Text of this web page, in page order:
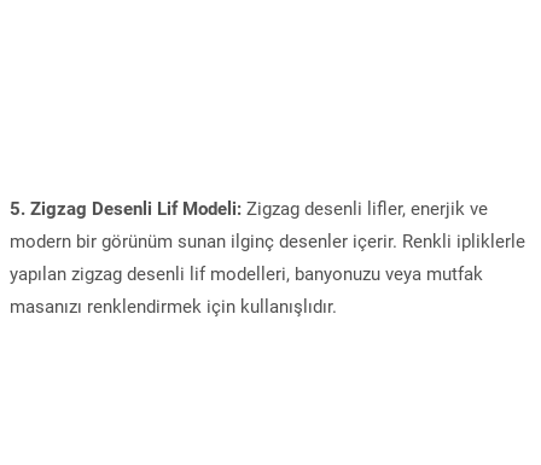
5. Zigzag Desenli Lif Modeli: Zigzag desenli lifler, enerjik ve
modern bir görünüm sunan ilginç desenler içerir. Renkli ipliklerle
yapılan zigzag desenli lif modelleri, banyonuzu veya mutfak
masanızı renklendirmek için kullanışlıdır.